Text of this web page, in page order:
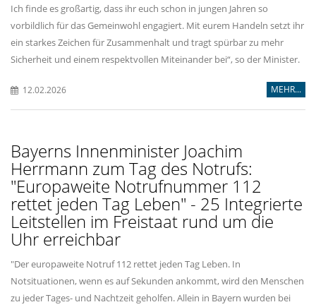
Ich finde es großartig, dass ihr euch schon in jungen Jahren so
vorbildlich für das Gemeinwohl engagiert. Mit eurem Handeln setzt ihr
ein starkes Zeichen für Zusammenhalt und tragt spürbar zu mehr
Sicherheit und einem respektvollen Miteinander bei“, so der Minister.
12.02.2026 MEHR...
Bayerns Innenminister Joachim
Herrmann zum Tag des Notrufs:
"Europaweite Notrufnummer 112
rettet jeden Tag Leben" - 25 Integrierte
Leitstellen im Freistaat rund um die
Uhr erreichbar
"Der europaweite Notruf 112 rettet jeden Tag Leben. In
Notsituationen, wenn es auf Sekunden ankommt, wird den Menschen
zu jeder Tages- und Nachtzeit geholfen. Allein in Bayern wurden bei